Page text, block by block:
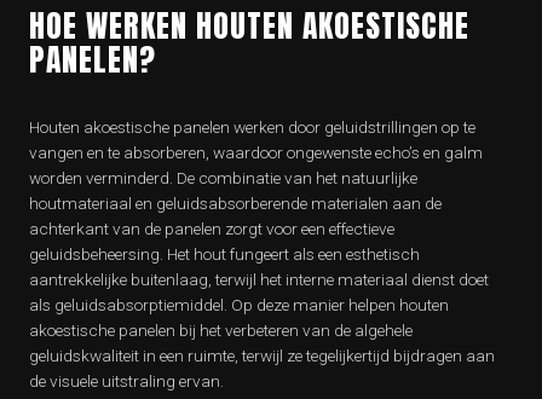
HOE WERKEN HOUTEN AKOESTISCHE
PANELEN?
Houten akoestische panelen werken door geluidstrillingen op te
vangen en te absorberen, waardoor ongewenste echo’s en galm
worden verminderd. De combinatie van het natuurlijke
houtmateriaal en geluidsabsorberende materialen aan de
achterkant van de panelen zorgt voor een effectieve
geluidsbeheersing. Het hout fungeert als een esthetisch
aantrekkelijke buitenlaag, terwijl het interne materiaal dienst doet
als geluidsabsorptiemiddel. Op deze manier helpen houten
akoestische panelen bij het verbeteren van de algehele
geluidskwaliteit in een ruimte, terwijl ze tegelijkertijd bijdragen aan
de visuele uitstraling ervan.